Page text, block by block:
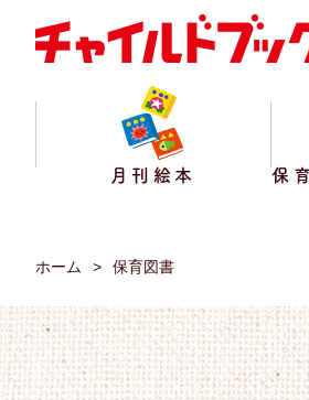
月刊絵本 保
ホーム 保育図書